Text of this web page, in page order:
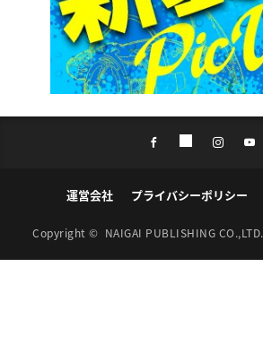
運営会社 プライバシーポリシー
Copyright © NAIGAI PUBLISHING CO.,LTD.